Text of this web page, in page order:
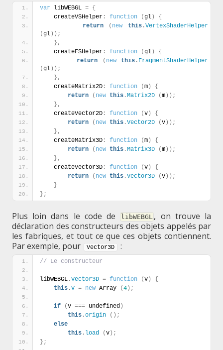
var libWEBGL = {
    createVSHelper
: function (gl )
{
return
( new this .VertexShaderHelper
(gl ) ) ;
} ,
    createFSHelper
: function (gl )
{
return
( new this . FragmentShaderHelper
(gl ) ) ;
} ,
    createMatrix2D
: function (m )
{
return
( new this .Matrix2D (m ) ) ;
} ,
    createVector2D
: function (v )
{
return
( new this .Vector2D (v ) ) ;
} ,
    createMatrix3D
: function (m )
{
return
( new this .Matrix3D (m ) ) ;
} ,
    createVector3D
: function (v )
{
return
( new this .Vector3D (v ) ) ;
}
} ;
Plus loin dans le code de libWEBGL , on trouve la
déclaration des constructeurs des objets appelés par
les fabriques, et tout ce que ces objets contiennent.
Par exemple, pour
Vector3D :
// Le constructeur
libWEBGL .Vector3D = function (v )
{
this .v = new Array (4 ) ;
if (v === undefined )
this .origin ( ) ;
else
this . load (v ) ;
} ;